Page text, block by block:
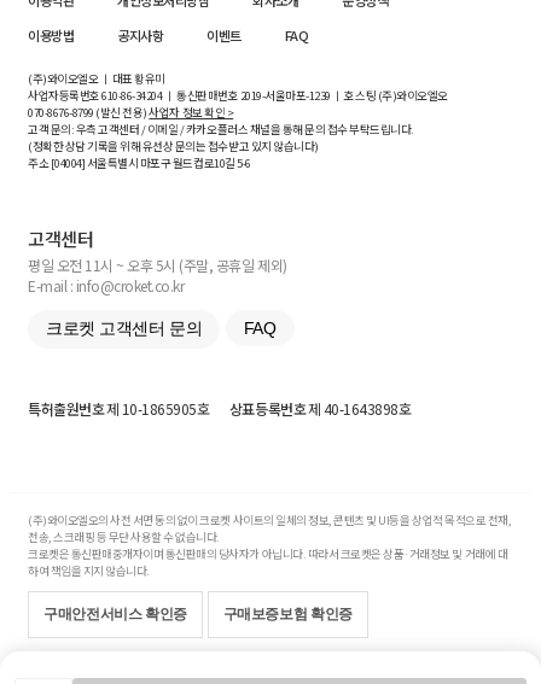
이용방법
공지사항 이벤트 FAQ
(주)와이오엘오 ㅣ 대표 황유미
사업자등록번호610-86-34204ㅣ 통신판매번호 2019-서울마포-1239 ㅣ 호스팅 (주)와이오엘오
070-8676-8799 (발신 전용)사업자 정보 확인 >
고객 문의: 우측 고객센터 / 이메일 / 카카오플러스 채널을 통해 문의 접수 부탁드립니다.
(정확한 상담 기록을 위해 유선상 문의는 접수받고 있지 않습니다)
주소 [04004] 서울특별시 마포구 월드컵로10길5-6
고객센터
평일 오전 11시 ~ 오후 5시 (주말, 공휴일 제외)
E-mail : info@croket.co.kr
크로켓 고객센터 문의 FAQ
특허출원번호제 10-1865905호 상표등록번호제 40-1643898호
(주)와이오엘오의 사전 서면 동의 없이 크로켓 사이트의 일체의 정보, 콘텐츠 및 UI등을 상업적 목적으로 전재,
전송, 스크래핑 등 무단 사용할 수 없습니다.
크로켓은 통신판매중개자이며 통신판매의 당사자가 아닙니다. 따라서 크로켓은 상품·거래정보 및 거래에 대
하여 책임을 지지 않습니다.
구매안전서비스 확인증 구매보증보험 확인증